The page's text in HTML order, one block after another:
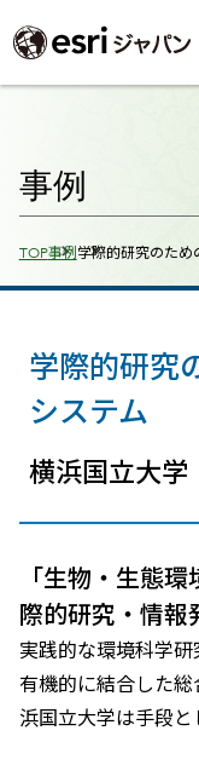
事例
TOP事例学際的研究のため
学際的研究
システム
横浜国立大
「生物・生態
際的研究・情報
実践的な環境科学
有機的に結合した
浜国立大学は手段と